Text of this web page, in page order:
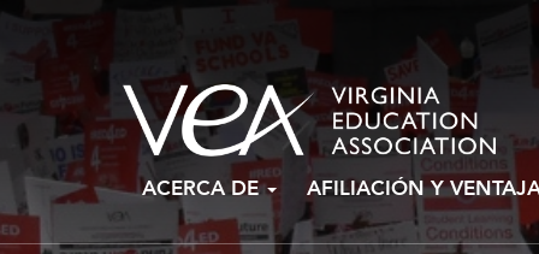
al
contenido
ACERCA DE AFILIACIÓN Y